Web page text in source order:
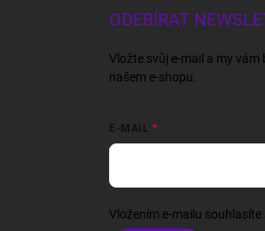
ODEBÍRAT
Vložte svůj e-mail a my
našem e-shopu.
E-MAIL
Vložením e-mailu souhlasíte